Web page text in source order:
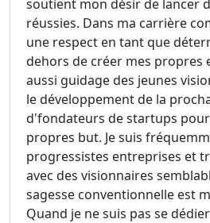
soutient mon désir de lancer
réussies. Dans ma carrière
une respect en tant que
dehors de créer mes propres
aussi guidage des jeunes
le développement de la
d'fondateurs de startups
propres but. Je suis
progressistes entreprises et
avec des visionnaires
sagesse conventionnelle est
Quand je ne suis pas se